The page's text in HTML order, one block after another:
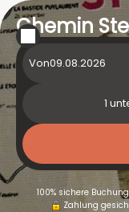
Chemin
Von
1
100% sichere
Zahlung